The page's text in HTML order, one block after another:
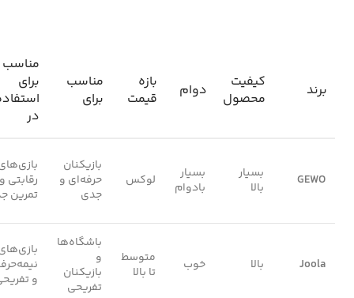
برند
کیفیت
محصول
دوام
بازه
قیمت
مناسب
برای
مناسب
برای
در
GEWO
بسیار
بالا
بسیار
بادوام
لوکس
بازیکنان
حرفه‌ای و
جدی
رقابتی و
تمرین
Joola بالا خوب
متوسط
تا بالا
باشگاه‌ها
و
بازیکنان
تفریحی
و